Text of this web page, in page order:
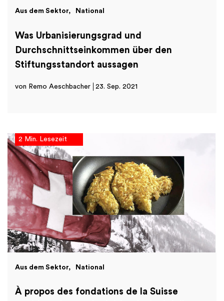
Aus dem Sektor National
Was Urbanisierungsgrad und
Durchschnittseinkommen über den
Stiftungsstandort aussagen
von Remo Aeschbacher 23. Sep. 2021
2 Min. Lesezeit
Aus dem Sektor National
À propos des fondations de la Suisse